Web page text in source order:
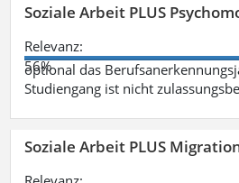
Soziale Arbeit PLUS
Relevanz:
56%
optional das
Studiengang ist nicht
Soziale Arbeit PLUS